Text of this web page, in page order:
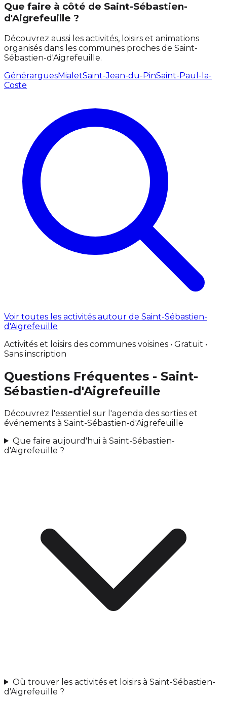
Que faire à côté de Saint-Sébastien-
d'Aigrefeuille ?
Découvrez aussi les activités, loisirs et animations
organisés dans les communes proches de Saint-
Sébastien-d'Aigrefeuille.
GénérarguesMialetSaint-Jean-du-PinSaint-Paul-la-
Coste
Voir toutes les activités autour de Saint-Sébastien-
d'Aigrefeuille
Activités et loisirs des communes voisines • Gratuit •
Sans inscription
Questions Fréquentes - Saint-
Sébastien-d'Aigrefeuille
Découvrez l'essentiel sur l'agenda des sorties et
événements à Saint-Sébastien-d'Aigrefeuille
Que faire aujourd'hui à Saint-Sébastien-
d'Aigrefeuille ?
Où trouver les activités et loisirs à Saint-Sébastien-
d'Aigrefeuille ?